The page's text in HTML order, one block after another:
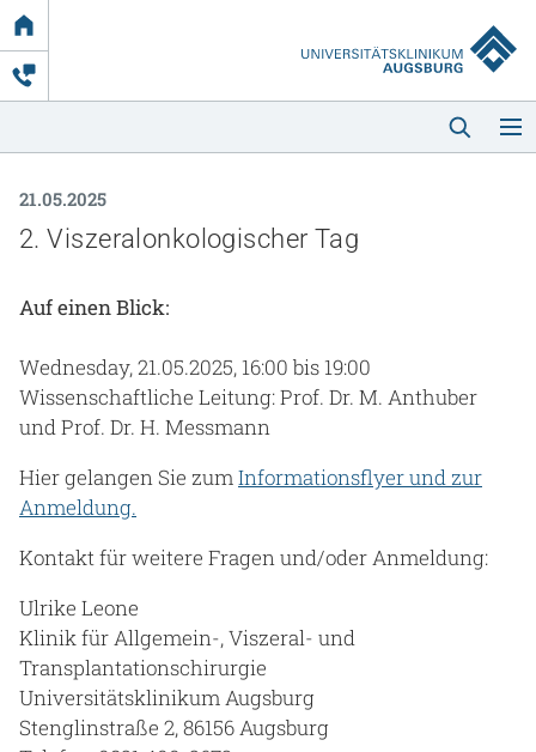
Link
zur
Startseite
Startseite
Kliniken & Einrichtungen
Patienten & Besucher
Zuweisende
Gesundheit & Medizin
Über uns
Beruf & Karriere
21.05.2025
2. Viszeralonkologischer Tag
Auf einen Blick:
Wednesday, 21.05.2025, 16:00 bis 19:00
Wissenschaftliche Leitung: Prof. Dr. M. Anthuber
und Prof. Dr. H. Messmann
Hier gelangen Sie zum Informationsflyer und zur
Anmeldung.
Kontakt für weitere Fragen und/oder Anmeldung:
Ulrike Leone
Klinik für Allgemein-, Viszeral- und
Transplantationschirurgie
Universitätsklinikum Augsburg
Stenglinstraße 2, 86156 Augsburg